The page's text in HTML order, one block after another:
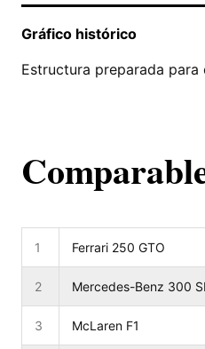
Gráfico histórico
Estructura preparada
1 Ferrari 250 GTO
2 Mercedes-Benz 300
3 McLaren F1